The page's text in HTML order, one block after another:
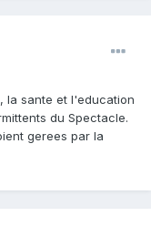
la sante et l'education
du Spectacle.
gerees par la